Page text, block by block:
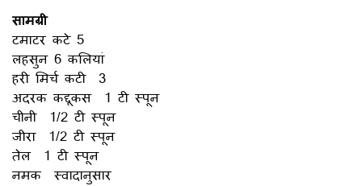
सामग्री
टमाटर कटे 5
लहसुन 6 कलियां
हरी मिर्च कटी 3
अदरक कद्दूकस 1 टी स्पून
चीनी 1/2 टी स्पून
जीरा 1/2 टी स्पून
तेल 1 टी स्पून
नमक स्वादानुसार